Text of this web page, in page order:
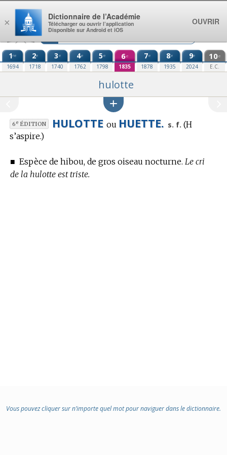
Aller au contenu
1re
1694
2e
1718
3e
1740
4e
1762
5e
1798
6e
1835
7e
1878
8e
1935
9e
2024
10e
E.C.
hulotte
6eÉDITION HULOTTE ou HUETTE. s. f. (H
s’aspire.)
■ Espèce de hibou, de gros oiseau nocturne. Le cri
de la hulotte est triste.
Vous pouvez cliquer sur n’importe quel mot pour naviguer dans le dictionnaire.
×
Dictionnaire de l’Académie
Télécharger ou ouvrir l’application
Disponible sur Android et iOS
OUVRIR